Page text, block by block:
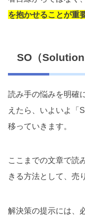
を抱かせることが重
SO（
読み手の悩みを明確
えたら、いよいよ「
移っていきます。
ここまでの文章で読
きる方法として、売
解決策の提示には、